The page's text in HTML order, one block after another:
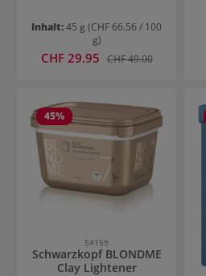
Inhalt:45 g (CHF 66.56 / 100
g)
Verkaufspreis:
CHF 29.95 Regulärer Preis:
CHF 49.00
45%
54159
Schwarzkopf BLONDME
Clay Lightener